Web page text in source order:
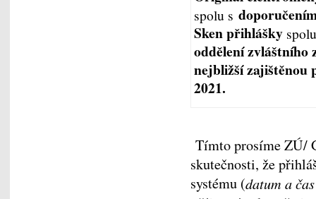
spolu s
Sken přihlášky
oddělení
nejbližší zajištěnou
2021.
Tímto prosíme ZÚ/
skutečnosti, že
systému (datum a